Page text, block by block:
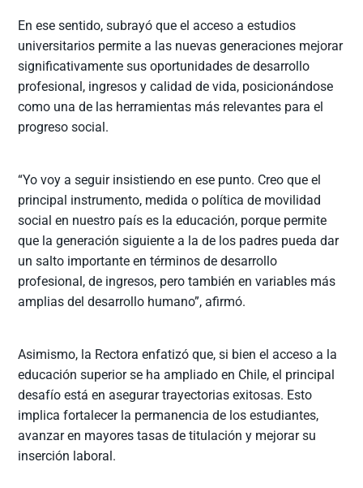
En ese sentido, subrayó que el acceso a estudios
universitarios permite a las nuevas generaciones mejorar
significativamente sus oportunidades de desarrollo
profesional, ingresos y calidad de vida, posicionándose
como una de las herramientas más relevantes para el
progreso social.
“Yo voy a seguir insistiendo en ese punto. Creo que el
principal instrumento, medida o política de movilidad
social en nuestro país es la educación, porque permite
que la generación siguiente a la de los padres pueda dar
un salto importante en términos de desarrollo
profesional, de ingresos, pero también en variables más
amplias del desarrollo humano”, afirmó.
Asimismo, la Rectora enfatizó que, si bien el acceso a la
educación superior se ha ampliado en Chile, el principal
desafío está en asegurar trayectorias exitosas. Esto
implica fortalecer la permanencia de los estudiantes,
avanzar en mayores tasas de titulación y mejorar su
inserción laboral.